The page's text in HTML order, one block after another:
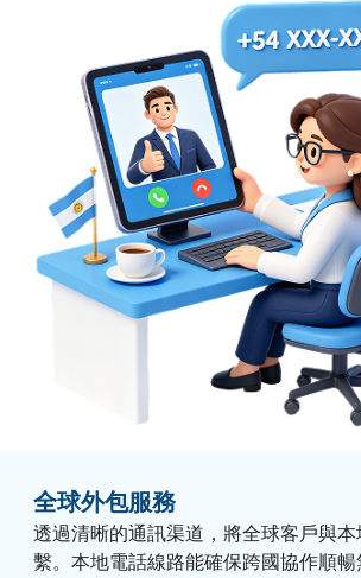
全球外包服務
透過清晰的通訊渠道，將全球客戶與
繫。本地電話線路能確保跨國協作順暢